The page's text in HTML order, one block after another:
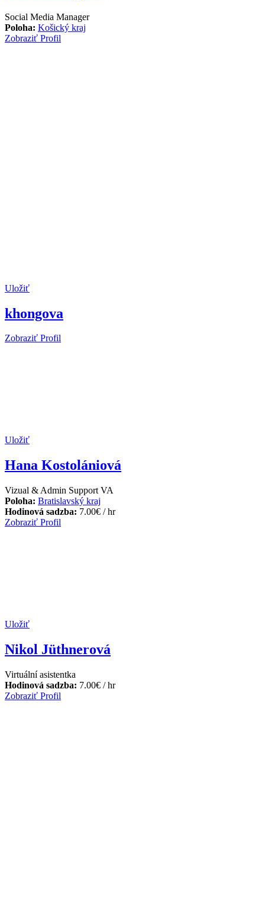
Social Media Manager
Poloha: Košický kraj
Zobraziť Profil
Uložiť
khongova
Zobraziť Profil
Uložiť
Hana Kostolániová
Vizual & Admin Support VA
Poloha: Bratislavský kraj
Hodinová sadzba: 7.00€ / hr
Zobraziť Profil
Uložiť
Nikol Jüthnerová
Virtuální asistentka
Hodinová sadzba: 7.00€ / hr
Zobraziť Profil